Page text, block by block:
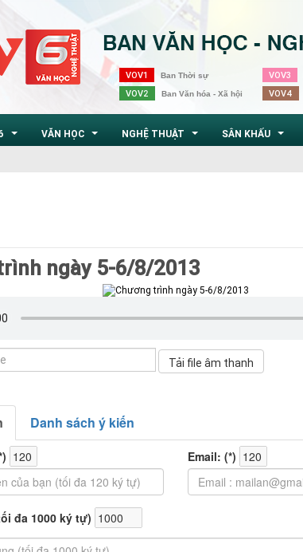
VOV1 Ban Thời sự
VOV2 Ban Văn hóa - Xã hội
VOV3
VOV4
VĂN HỌC NGHỆ THUẬT SÂN KHẤU
ngày 5-6/8/2013